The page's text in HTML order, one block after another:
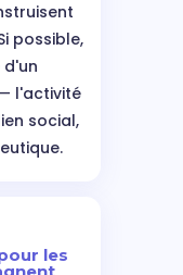
possible,
d'un
l'activité
social,
les